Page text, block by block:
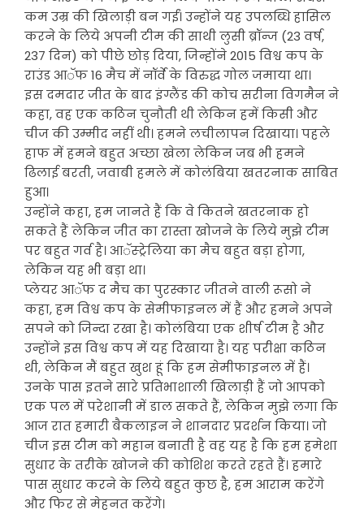
कम उम्र की खिलाड़ी बन गईं। उन्होंने यह उपलब्धि हासिल
करने के लिये अपनी टीम की साथी लुसी ब्रॉन्ज (23 वर्ष,
237 दिन) को पीछे छोड़ दिया, जिन्होंने 2015 विश्व कप के
राउंड आॅफ 16 मैच में नॉर्वे के विरुद्ध गोल जमाया था।
इस दमदार जीत के बाद इंग्लैंड की कोच सरीना विगमैन ने
कहा, वह एक कठिन चुनौती थी लेकिन हमें किसी और
चीज की उम्मीद नहीं थी। हमने लचीलापन दिखाया। पहले
हाफ में हमने बहुत अच्छा खेला लेकिन जब भी हमने
ढिलाई बरती, जवाबी हमले में कोलंबिया खतरनाक साबित
हुआ।
उन्होंने कहा, हम जानते हैं कि वे कितने खतरनाक हो
सकते हैं लेकिन जीत का रास्ता खोजने के लिये मुझे टीम
पर बहुत गर्व है। आॅस्ट्रेलिया का मैच बहुत बड़ा होगा,
लेकिन यह भी बड़ा था।
प्लेयर आॅफ द मैच का पुरस्कार जीतने वाली रूसो ने
कहा, हम विश्व कप के सेमीफाइनल में हैं और हमने अपने
सपने को जिन्दा रखा है। कोलंबिया एक शीर्ष टीम है और
उन्होंने इस विश्व कप में यह दिखाया है। यह परीक्षा कठिन
थी, लेकिन मैं बहुत खुश हूं कि हम सेमीफाइनल में हैं।
उनके पास इतने सारे प्रतिभाशाली खिलाड़ी हैं जो आपको
एक पल में परेशानी में डाल सकते हैं, लेकिन मुझे लगा कि
आज रात हमारी बैकलाइन ने शानदार प्रदर्शन किया। जो
चीज इस टीम को महान बनाती है वह यह है कि हम हमेशा
सुधार के तरीके खोजने की कोशिश करते रहते हैं। हमारे
पास सुधार करने के लिये बहुत कुछ है, हम आराम करेंगे
और फिर से मेहनत करेंगे।